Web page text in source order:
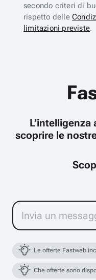
secondo criteri di
rispetto delle
limitazioni previste.
scoprire le
Le offerte Fastweb
Che offerte sono